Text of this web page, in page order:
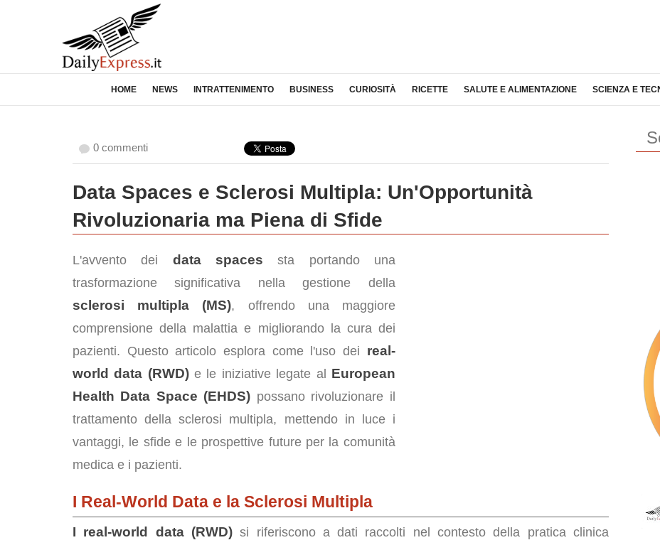
HOME NEWS INTRATTENIMENTO BUSINESS CURIOSITÀ RICETTE SALUTE E ALIMENTAZIONE SCIENZA E
0 commenti
Data Spaces e Sclerosi Multipla: Un'Opportunità
Rivoluzionaria ma Piena di Sfide
L'avvento dei data spaces sta portando una
trasformazione significativa nella gestione della
sclerosi multipla (MS), offrendo una maggiore
comprensione della malattia e migliorando la cura dei
pazienti. Questo articolo esplora come l'uso dei real-
world data (RWD)e le iniziative legate al European
Health Data Space (EHDS) possano rivoluzionare il
trattamento della sclerosi multipla, mettendo in luce i
vantaggi, le sfide e le prospettive future per la comunità
medica e i pazienti.
I Real-World Data e la Sclerosi Multipla
I real-world data (RWD)si riferiscono a dati raccolti nel contesto della pratica clinica